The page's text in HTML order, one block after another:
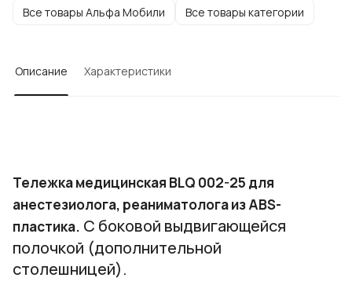
Все товары Альфа Мобили Все товары категории
Описание Характеристики
Тележка медицинская BLQ 002-25 для
анестезиолога, реаниматолога из ABS-
пластика. С боковой выдвигающейся
полочкой (дополнительной
столешницей).